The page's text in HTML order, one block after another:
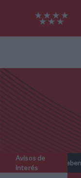
Avisos de
interés
Prebenjamines -